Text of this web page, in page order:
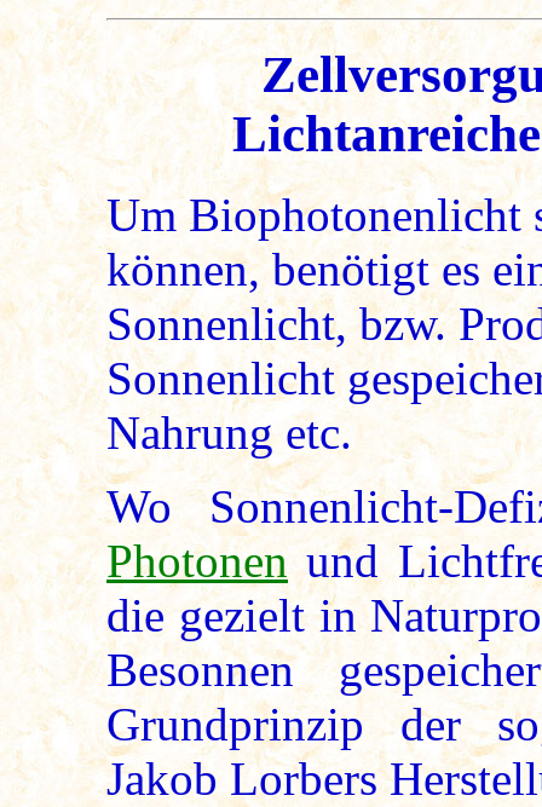
Um Biophotonenlicht
können, benötigt es
Sonnenlicht, bzw.
Sonnenlicht
Nahrung etc.
Wo Sonnenlicht-
Photonen und
die gezielt in
Besonnen
Grundprinzip der
Jakob Lorbers